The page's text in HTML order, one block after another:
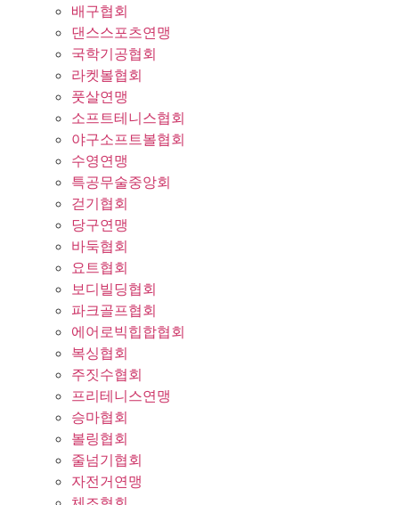
배구협회
댄스스포츠연맹
국학기공협회
라켓볼협회
풋살연맹
소프트테니스협회
야구소프트볼협회
수영연맹
특공무술중앙회
걷기협회
당구연맹
바둑협회
요트협회
보디빌딩협회
파크골프협회
에어로빅힙합협회
복싱협회
주짓수협회
프리테니스연맹
승마협회
볼링협회
줄넘기협회
자전거연맹